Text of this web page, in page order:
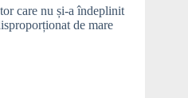
care nu și-a îndeplinit
de mare